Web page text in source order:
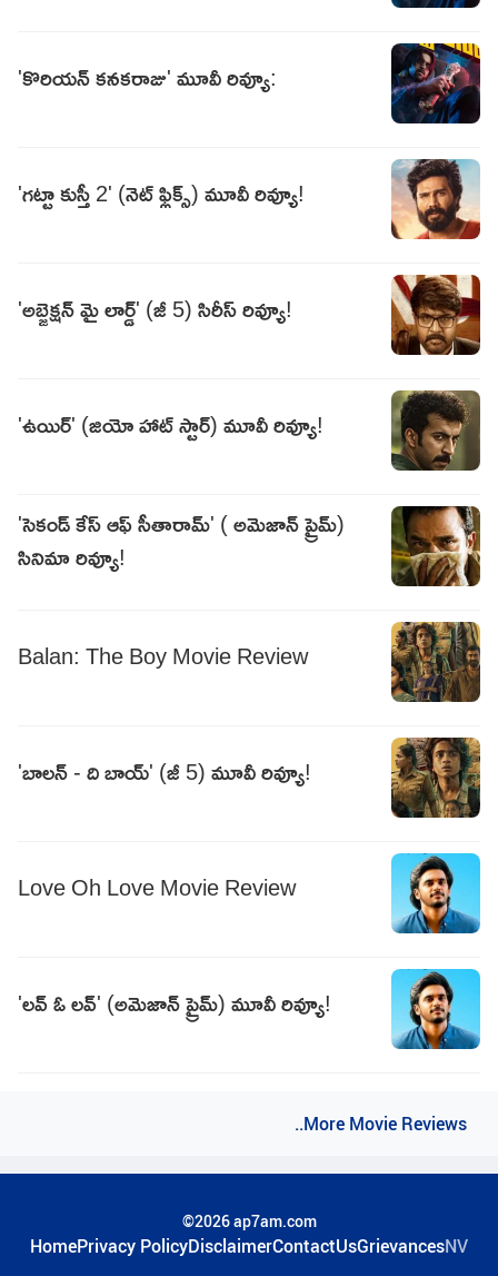
'కొరియన్‌ కనకరాజు' మూవీ రివ్యూ:
'గట్టా కుస్తీ 2' (నెట్ ఫ్లిక్స్) మూవీ రివ్యూ!
'అబ్జెక్షన్ మై లార్డ్' (జీ 5) సిరీస్ రివ్యూ!
'ఉయిర్' (జియో హాట్ స్టార్) మూవీ రివ్యూ!
'సెకండ్ కేస్ ఆఫ్ సీతారామ్' ( అమెజాన్ ప్రైమ్)
సినిమా రివ్యూ!
Balan: The Boy Movie Review
'బాలన్ - ది బాయ్' (జీ 5) మూవీ రివ్యూ!
Love Oh Love Movie Review
'లవ్ ఓ లవ్' (అమెజాన్ ప్రైమ్) మూవీ రివ్యూ!
..More Movie Reviews
©2026 ap7am.com
HomePrivacy PolicyDisclaimerContactUsGrievancesNV